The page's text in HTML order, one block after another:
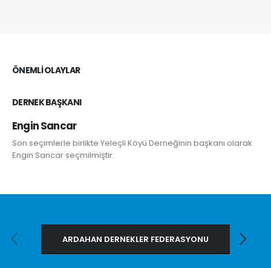
ÖNEMLI OLAYLAR
DERNEK BAŞKANI
Engin Sancar
Son seçimlerle birlikte Yeleçli Köyü Derneğinin başkanı olarak
Engin Sancar seçmilmiştir.
ARDAHAN DERNEKLER FEDERASYONU